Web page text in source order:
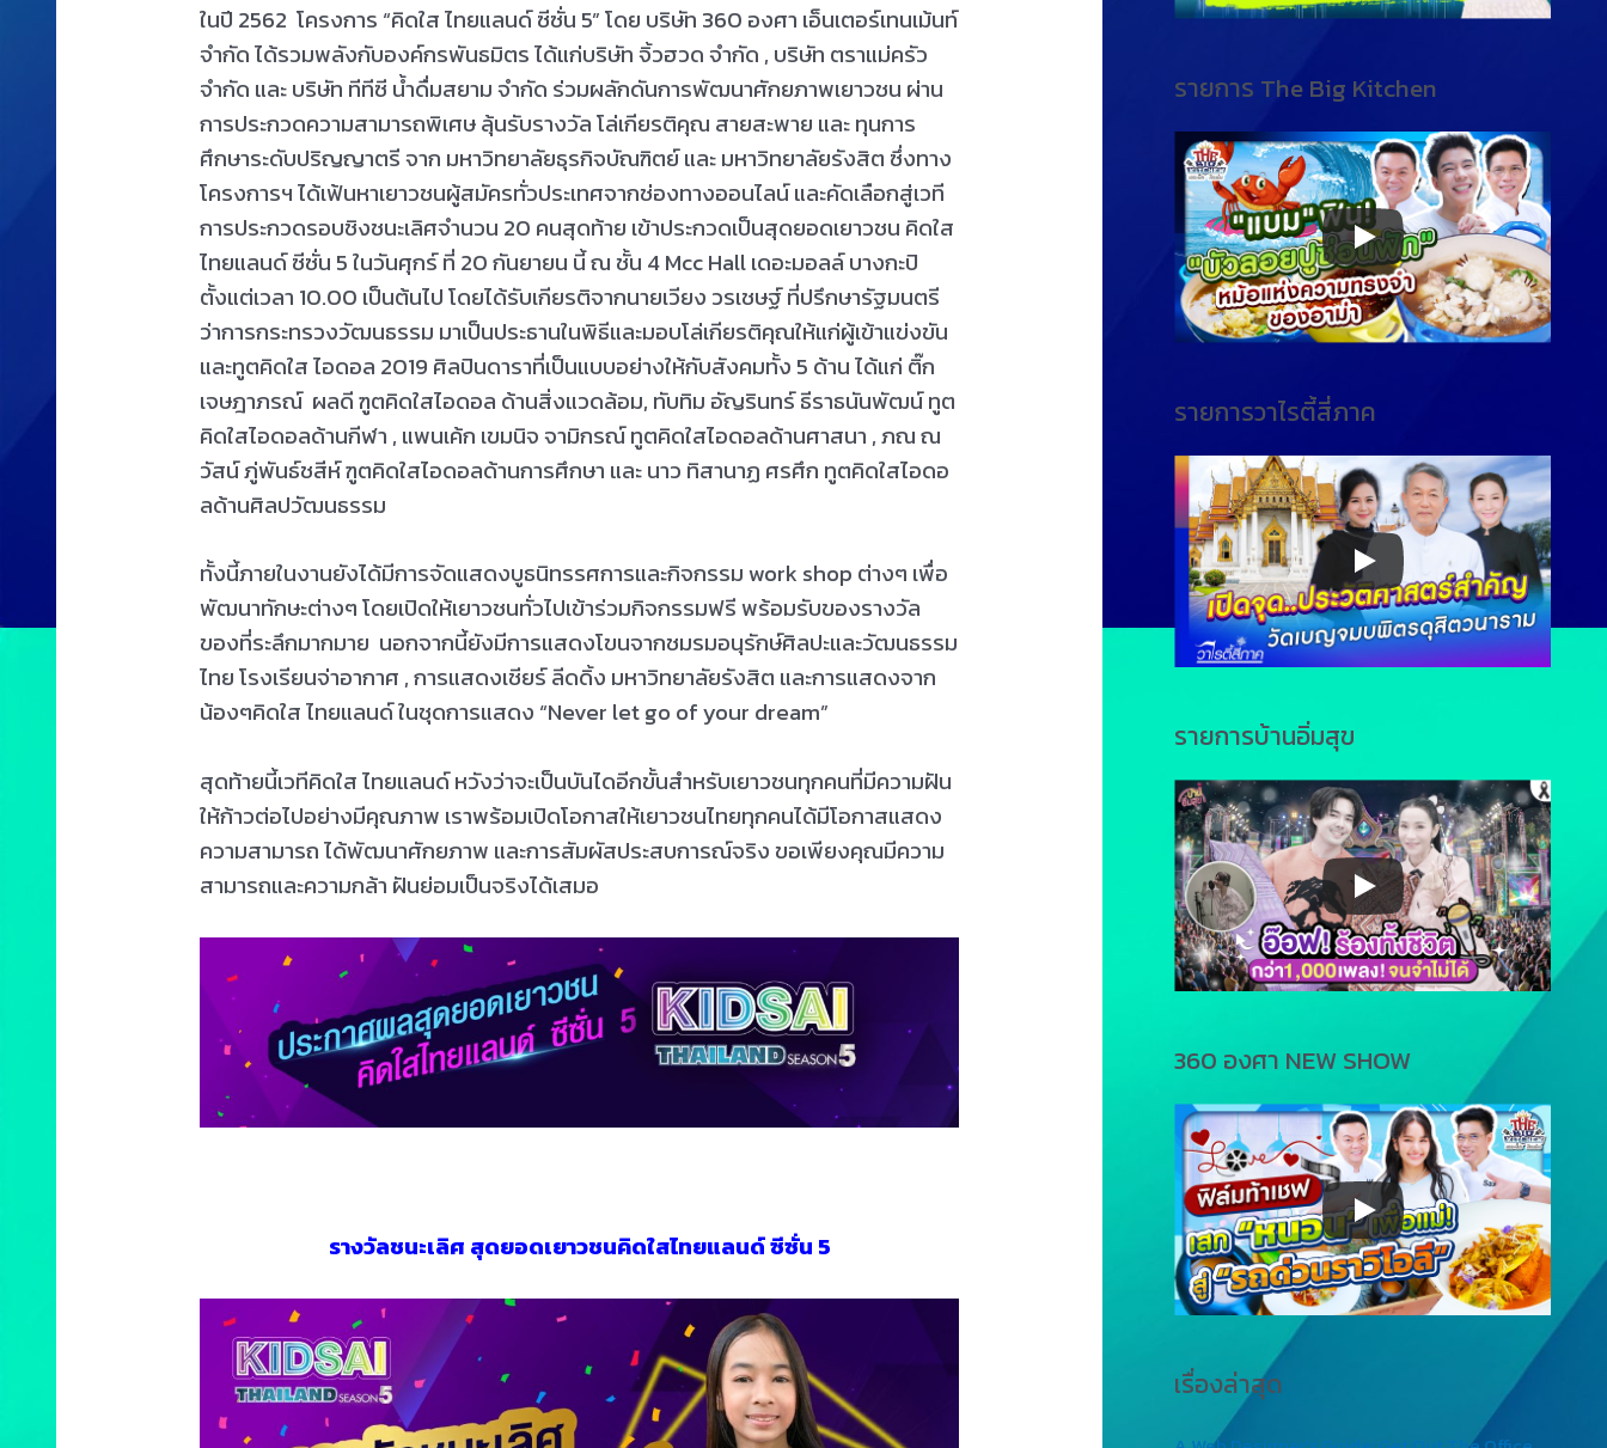
ในปี 2562 โครงการ “คิดใส ไทยแลนด์ ซีซั่น 5” โดย บริษัท 360 องศา เอ็นเตอร์เทนเม้นท์
จำกัด ได้รวมพลังกับองค์กรพันธมิตร ได้แก่บริษัท จิ้วฮวด จำกัด , บริษัท ตราแม่ครัว
จำกัด และ บริษัท ทีทีซี น้ำดื่มสยาม จำกัด ร่วมผลักดันการพัฒนาศักยภาพเยาวชน ผ่าน
การประกวดความสามารถพิเศษ ลุ้นรับรางวัล โล่เกียรติคุณ สายสะพาย และ ทุนการ
ศึกษาระดับปริญญาตรี จาก มหาวิทยาลัยธุรกิจบัณฑิตย์ และ มหาวิทยาลัยรังสิต ซึ่งทาง
โครงการฯ ได้เฟ้นหาเยาวชนผู้สมัครทั่วประเทศจากช่องทางออนไลน์ และคัดเลือกสู่เวที
การประกวดรอบชิงชนะเลิศจำนวน 20 คนสุดท้าย เข้าประกวดเป็นสุดยอดเยาวชน คิดใส
ไทยแลนด์ ซีซั่น 5 ในวันศุกร์ ที่ 20 กันยายน นี้ ณ ชั้น 4 Mcc Hall เดอะมอลล์ บางกะปิ
ตั้งแต่เวลา 10.00 เป็นต้นไป โดยได้รับเกียรติจากนายเวียง วรเชษฐ์ ที่ปรึกษารัฐมนตรี
ว่าการกระทรวงวัฒนธรรม มาเป็นประธานในพิธีและมอบโล่เกียรติคุณให้แก่ผู้เข้าแข่งขัน
และทูตคิดใส ไอดอล 2019 ศิลปินดาราที่เป็นแบบอย่างให้กับสังคมทั้ง 5 ด้าน ได้แก่ ติ๊ก
เจษฎาภรณ์ ผลดี ฑูตคิดใสไอดอล ด้านสิ่งแวดล้อม, ทับทิม อัญรินทร์ ธีราธนันพัฒน์ ทูต
คิดใสไอดอลด้านกีฬา , แพนเค้ก เขมนิจ จามิกรณ์ ทูตคิดใสไอดอลด้านศาสนา , ภณ ณ
วัสน์ ภู่พันธ์ชสีห์ ฑูตคิดใสไอดอลด้านการศึกษา และ นาว ทิสานาฏ ศรศึก ทูตคิดใสไอดอ
ลด้านศิลปวัฒนธรรม
ทั้งนี้ภายในงานยังได้มีการจัดแสดงบูธนิทรรศการและกิจกรรม work shop ต่างๆ เพื่อ
พัฒนาทักษะต่างๆ โดยเปิดให้เยาวชนทั่วไปเข้าร่วมกิจกรรมฟรี พร้อมรับของรางวัล
ของที่ระลึกมากมาย นอกจากนี้ยังมีการแสดงโขนจากชมรมอนุรักษ์ศิลปะและวัฒนธรรม
ไทย โรงเรียนจ่าอากาศ , การแสดงเชียร์ ลีดดิ้ง มหาวิทยาลัยรังสิต และการแสดงจาก
น้องๆคิดใส ไทยแลนด์ ในชุดการแสดง “Never let go of your dream”
สุดท้ายนี้เวทีคิดใส ไทยแลนด์ หวังว่าจะเป็นบันไดอีกขั้นสำหรับเยาวชนทุกคนที่มีความฝัน
ให้ก้าวต่อไปอย่างมีคุณภาพ เราพร้อมเปิดโอกาสให้เยาวชนไทยทุกคนได้มีโอกาสแสดง
ความสามารถ ได้พัฒนาศักยภาพ และการสัมผัสประสบการณ์จริง ขอเพียงคุณมีความ
สามารถและความกล้า ฝันย่อมเป็นจริงได้เสมอ
รางวัลชนะเลิศ สุดยอดเยาวชนคิดใสไทยแลนด์ ซีซั่น 5
รายการ The Big Kitchen
รายการวาไรตี้สี่ภาค
รายการบ้านอิ่มสุข
360 องศา NEW SHOW
เรื่องล่าสุด